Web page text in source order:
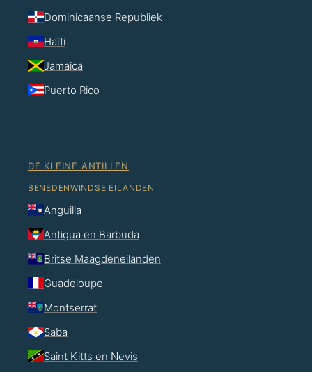
Dominicaanse Republiek
Haïti
Jamaica
Puerto Rico
DE KLEINE ANTILLEN
BENEDENWINDSE EILANDEN
Anguilla
Antigua en Barbuda
Britse Maagdeneilanden
Guadeloupe
Montserrat
Saba
Saint Kitts en Nevis